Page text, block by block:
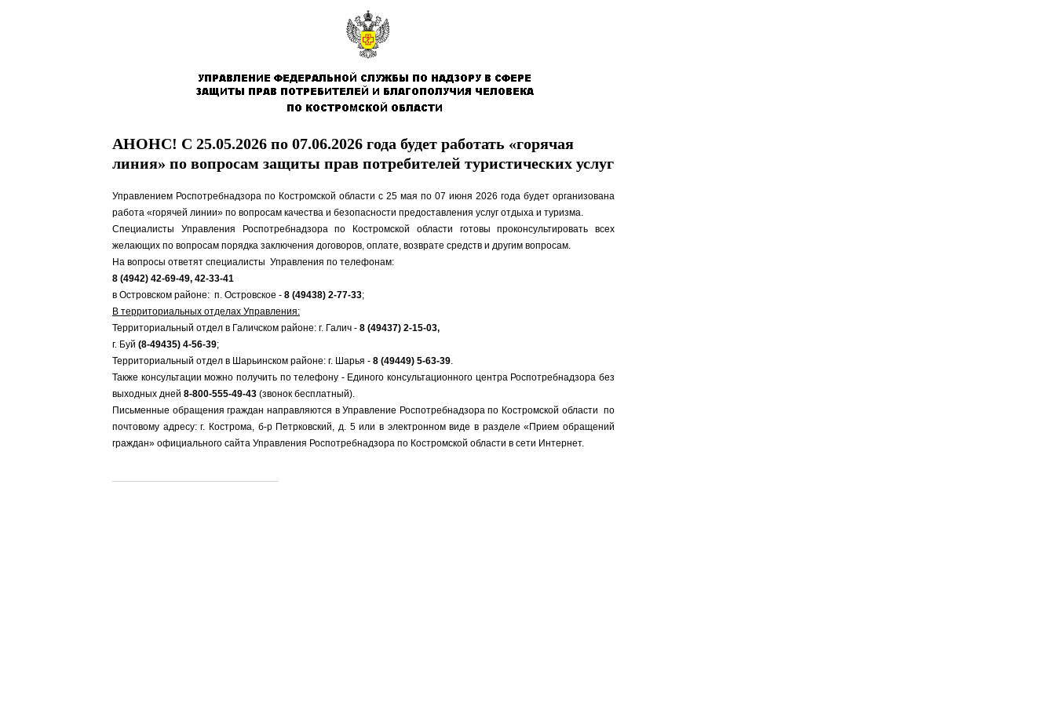
АНОНС! С 25.05.2026 по 07.06.2026 года будет работать «горячая
линия» по вопросам защиты прав потребителей туристических услуг
Управлением Роспотребнадзора по Костромской области с 25 мая по 07 июня 2026 года будет организована
работа «горячей линии» по вопросам качества и безопасности предоставления услуг отдыха и туризма.
Специалисты Управления Роспотребнадзора по Костромской области готовы проконсультировать всех
желающих по вопросам порядка заключения договоров, оплате, возврате средств и другим вопросам.
На вопросы ответят специалисты Управления по телефонам:
8 (4942) 42-69-49, 42-33-41
в Островском районе: п. Островское - 8 (49438) 2-77-33;
В территориальных отделах Управления:
Территориальный отдел в Галичском районе: г. Галич - 8 (49437) 2-15-03,
г. Буй (8-49435) 4-56-39;
Территориальный отдел в Шарьинском районе: г. Шарья - 8 (49449) 5-63-39.
Также консультации можно получить по телефону - Единого консультационного центра Роспотребнадзора без
выходных дней 8-800-555-49-43 (звонок бесплатный).
Письменные обращения граждан направляются в Управление Роспотребнадзора по Костромской области по
почтовому адресу: г. Кострома, б-р Петрковский, д. 5 или в электронном виде в разделе «Прием обращений
граждан» официального сайта Управления Роспотребнадзора по Костромской области в сети Интернет.